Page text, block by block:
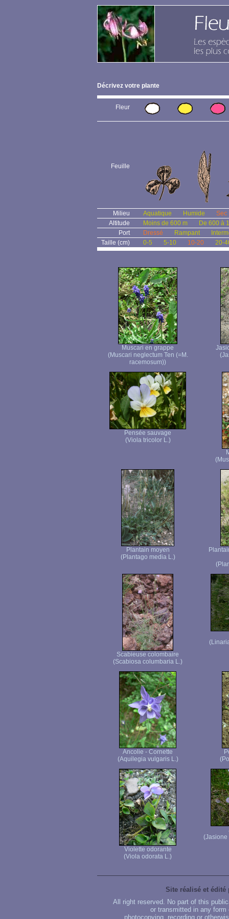
Décrivez votre plante
Fleur
Feuille
Milieu Aquatique Humide
Sec
Altitude
Moins de 600 m
De 600 à
Port
Dressé Rampant
Taille (cm)
0-5 5-10 10-20 20-
Muscari en grappe
(Muscari neglectum Ten (=M.
racemosum))
Pensée sauvage
(Viola tricolor L.)
Plantain moyen
(Plantago media L.)
Scabieuse colombaire
(Scabiosa columbaria L.)
Ancolie - Cornette
(Aquilegia vulgaris L.)
Violette odorante
(Viola odorata L.)
Site réalisé et édité
All right reserved. No part of this
or transmitted in any
photocopying, recording or